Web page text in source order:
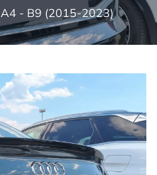
A4 - B9 (2015-2023)